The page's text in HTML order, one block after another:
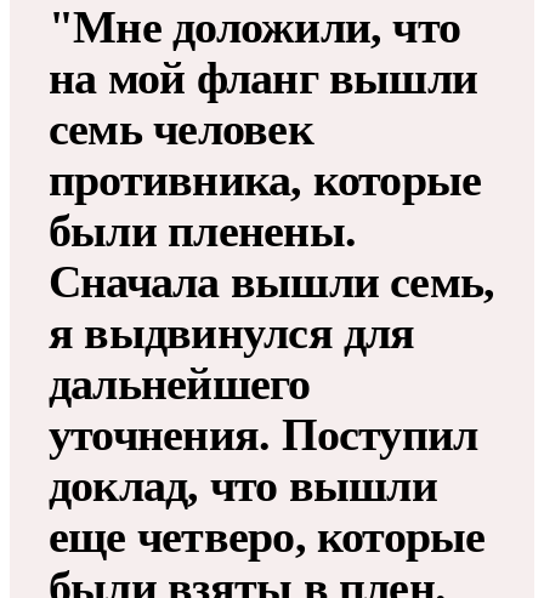
"Мне доложили, что
на мой фланг вышли
семь человек
противника, которые
были пленены.
Сначала вышли семь,
я выдвинулся для
дальнейшего
уточнения. Поступил
доклад, что вышли
еще четверо, которые
были взяты в плен.